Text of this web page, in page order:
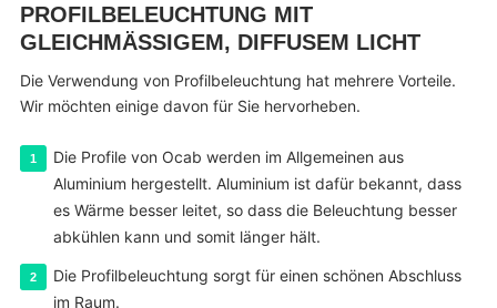
PROFILBELEUCHTUNG MIT
GLEICHMÄSSIGEM, DIFFUSEM LICHT
Die Verwendung von Profilbeleuchtung hat mehrere Vorteile.
Wir möchten einige davon für Sie hervorheben.
Die Profile von Ocab werden im Allgemeinen aus
Aluminium hergestellt. Aluminium ist dafür bekannt, dass
es Wärme besser leitet, so dass die Beleuchtung besser
abkühlen kann und somit länger hält.
Die Profilbeleuchtung sorgt für einen schönen Abschluss
im Raum.